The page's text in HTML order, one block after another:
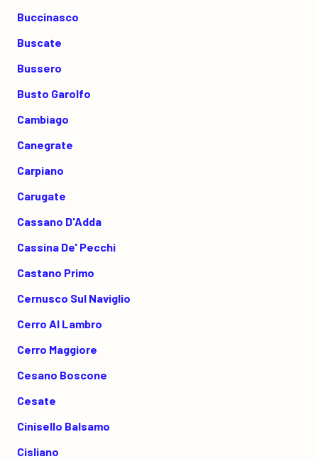
Buccinasco
Buscate
Bussero
Busto Garolfo
Cambiago
Canegrate
Carpiano
Carugate
Cassano D'Adda
Cassina De' Pecchi
Castano Primo
Cernusco Sul Naviglio
Cerro Al Lambro
Cerro Maggiore
Cesano Boscone
Cesate
Cinisello Balsamo
Cisliano